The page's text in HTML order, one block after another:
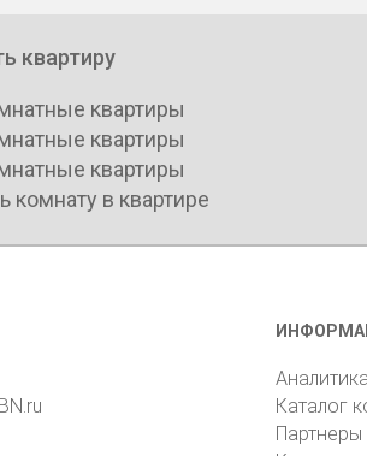
квартиру
квартиры
квартиры
квартиры
комнату в квартире
Каталог
Партнеры